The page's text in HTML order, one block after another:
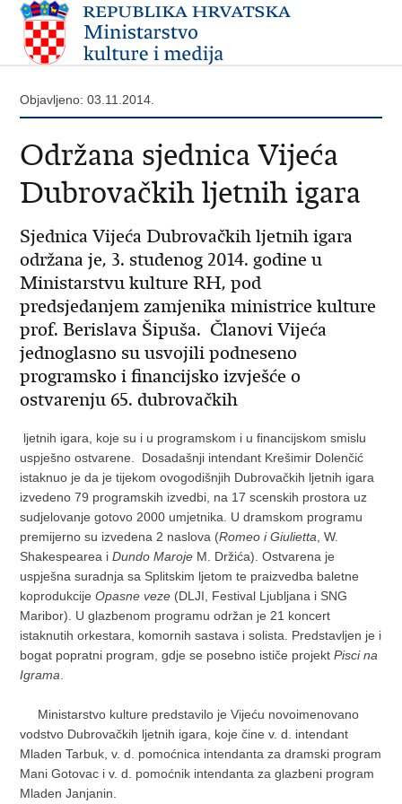
Objavljeno: 03.11.2014.
Održana sjednica Vijeća
Dubrovačkih ljetnih igara
Sjednica Vijeća Dubrovačkih ljetnih igara
održana je, 3. studenog 2014. godine u
Ministarstvu kulture RH, pod
predsjedanjem zamjenika ministrice kulture
prof. Berislava Šipuša. Članovi Vijeća
jednoglasno su usvojili podneseno
programsko i financijsko izvješće o
ostvarenju 65. dubrovačkih
ljetnih igara, koje su i u programskom i u financijskom smislu
uspješno ostvarene. Dosadašnji intendant Krešimir Dolenčić
istaknuo je da je tijekom ovogodišnjih Dubrovačkih ljetnih igara
izvedeno 79 programskih izvedbi, na 17 scenskih prostora uz
sudjelovanje gotovo 2000 umjetnika. U dramskom programu
premijerno su izvedena 2 naslova (Romeo i Giulietta , W.
Shakespearea iDundo Maroje M. Držića). Ostvarena je
uspješna suradnja sa Splitskim ljetom te praizvedba baletne
koprodukcijeOpasne veze (DLJI, Festival Ljubljana i SNG
Maribor). U glazbenom programu održan je 21 koncert
istaknutih orkestara, komornih sastava i solista. Predstavljen je i
bogat popratni program, gdje se posebno ističe projektPisci na
Igrama
Ministarstvo kulture predstavilo je Vijeću novoimenovano
vodstvo Dubrovačkih ljetnih igara, koje čine v. d. intendant
Mladen Tarbuk, v. d. pomoćnica intendanta za dramski program
Mani Gotovac i v. d. pomoćnik intendanta za glazbeni program
Mladen Janjanin.